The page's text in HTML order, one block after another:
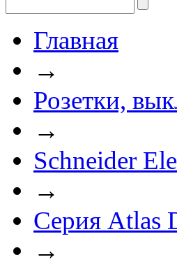
Главная
→
Розетки,
→
Schneider
→
Серия Atlas
→